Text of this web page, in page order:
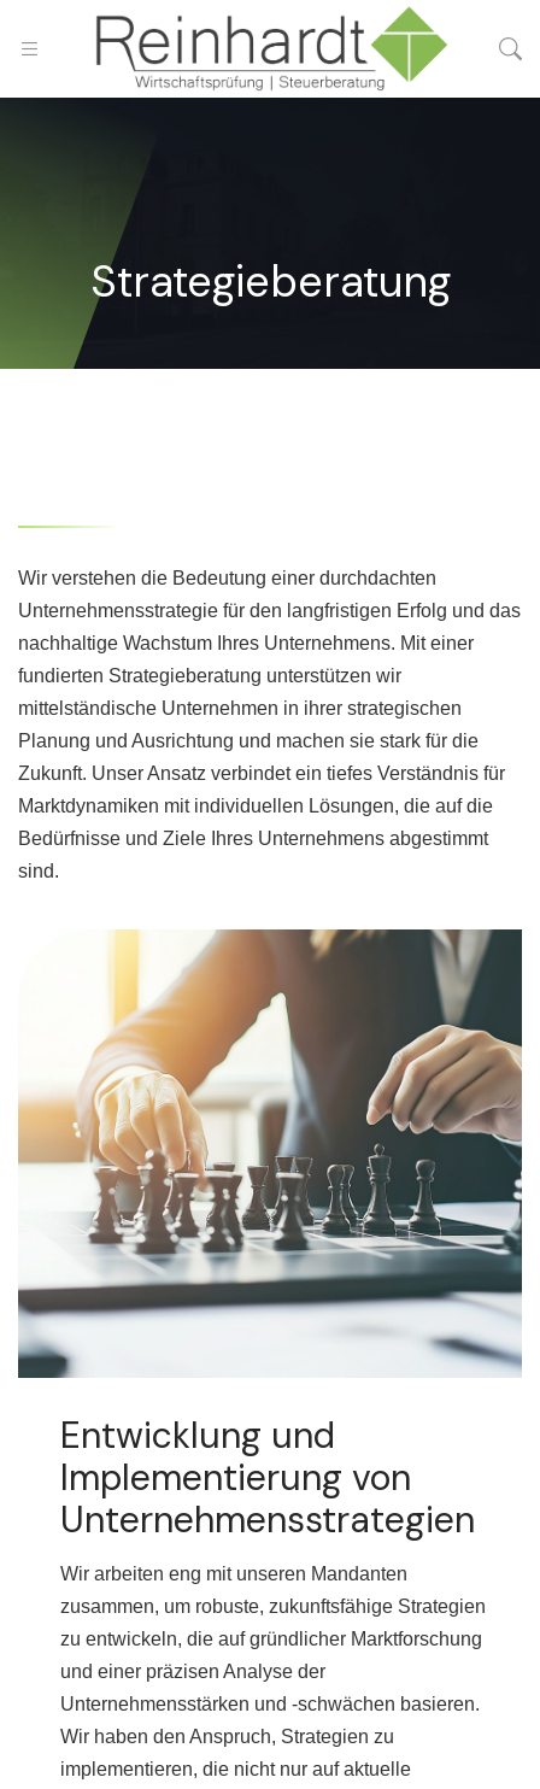
Strategieberatung
Wir verstehen die Bedeutung einer durchdachten
Unternehmensstrategie für den langfristigen Erfolg und das
nachhaltige Wachstum Ihres Unternehmens. Mit einer
fundierten Strategieberatung unterstützen wir
mittelständische Unternehmen in ihrer strategischen
Planung und Ausrichtung und machen sie stark für die
Zukunft. Unser Ansatz verbindet ein tiefes Verständnis für
Marktdynamiken mit individuellen Lösungen, die auf die
Bedürfnisse und Ziele Ihres Unternehmens abgestimmt
sind.
Entwicklung und
Implementierung von
Unternehmensstrategien
Wir arbeiten eng mit unseren Mandanten
zusammen, um robuste, zukunftsfähige Strategien
zu entwickeln, die auf gründlicher Marktforschung
und einer präzisen Analyse der
Unternehmensstärken und -schwächen basieren.
Wir haben den Anspruch, Strategien zu
implementieren, die nicht nur auf aktuelle